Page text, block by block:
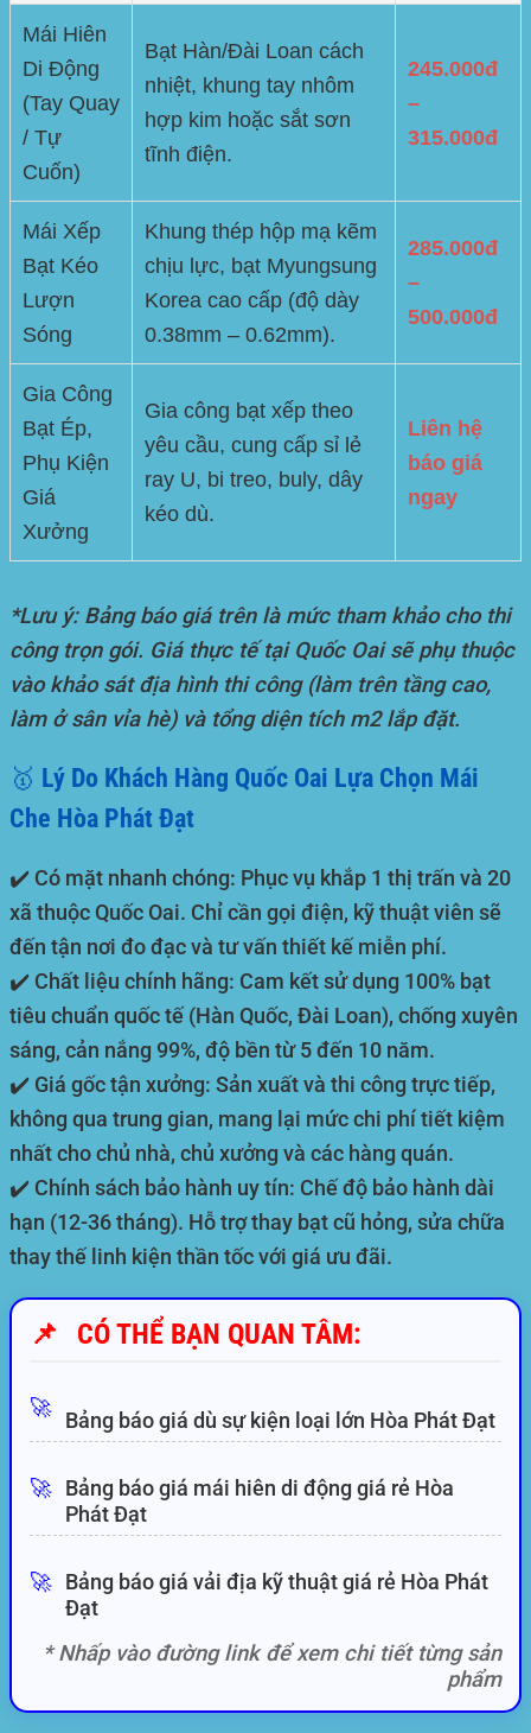
Mái Hiên
Di Động
(Tay Quay
/ Tự
Cuốn)
Bạt Hàn/Đài Loan cách
nhiệt, khung tay nhôm
hợp kim hoặc sắt sơn
tĩnh điện.
245.000đ
–
315.000đ
Mái Xếp
Bạt Kéo
Lượn
Sóng
Khung thép hộp mạ kẽm
chịu lực, bạt Myungsung
Korea cao cấp (độ dày
0.38mm – 0.62mm).
285.000đ
–
500.000đ
Gia Công
Bạt Ép,
Phụ Kiện
Giá
Xưởng
Gia công bạt xếp theo
yêu cầu, cung cấp sỉ lẻ
ray U, bi treo, buly, dây
kéo dù.
Liên hệ
báo giá
ngay
*Lưu ý: Bảng báo giá trên là mức tham khảo cho thi
công trọn gói. Giá thực tế tại Quốc Oai sẽ phụ thuộc
vào khảo sát địa hình thi công (làm trên tầng cao,
làm ở sân vỉa hè) và tổng diện tích m2 lắp đặt.
🥇 Lý Do Khách Hàng Quốc Oai Lựa Chọn Mái
Che Hòa Phát Đạt
✔️ Có mặt nhanh chóng: Phục vụ khắp 1 thị trấn và 20
xã thuộc Quốc Oai. Chỉ cần gọi điện, kỹ thuật viên sẽ
đến tận nơi đo đạc và tư vấn thiết kế miễn phí.
✔️ Chất liệu chính hãng: Cam kết sử dụng 100% bạt
tiêu chuẩn quốc tế (Hàn Quốc, Đài Loan), chống xuyên
sáng, cản nắng 99%, độ bền từ 5 đến 10 năm.
✔️ Giá gốc tận xưởng: Sản xuất và thi công trực tiếp,
không qua trung gian, mang lại mức chi phí tiết kiệm
nhất cho chủ nhà, chủ xưởng và các hàng quán.
✔️ Chính sách bảo hành uy tín: Chế độ bảo hành dài
hạn (12-36 tháng). Hỗ trợ thay bạt cũ hỏng, sửa chữa
thay thế linh kiện thần tốc với giá ưu đãi.
📌 CÓ THỂ BẠN QUAN TÂM:
🚀
Bảng báo giá dù sự kiện loại lớn Hòa Phát Đạt
🚀
Bảng báo giá mái hiên di động giá rẻ Hòa
Phát Đạt
🚀
Bảng báo giá vải địa kỹ thuật giá rẻ Hòa Phát
Đạt
* Nhấp vào đường link để xem chi tiết từng sản
phẩm